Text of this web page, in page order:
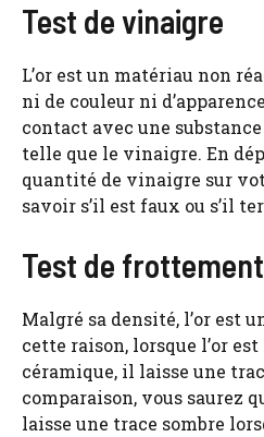
Test de vinaigre
L’or est un matériau non
ni de couleur ni
contact avec une
telle que le vinaigre. En
quantité de vinaigre sur
savoir s’il est faux ou s’il
Test de frottement
Malgré sa densité, l’or est
cette raison, lorsque l’or
céramique, il laisse une
comparaison, vous saurez
laisse une trace sombre